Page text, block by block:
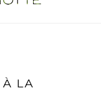
À LA